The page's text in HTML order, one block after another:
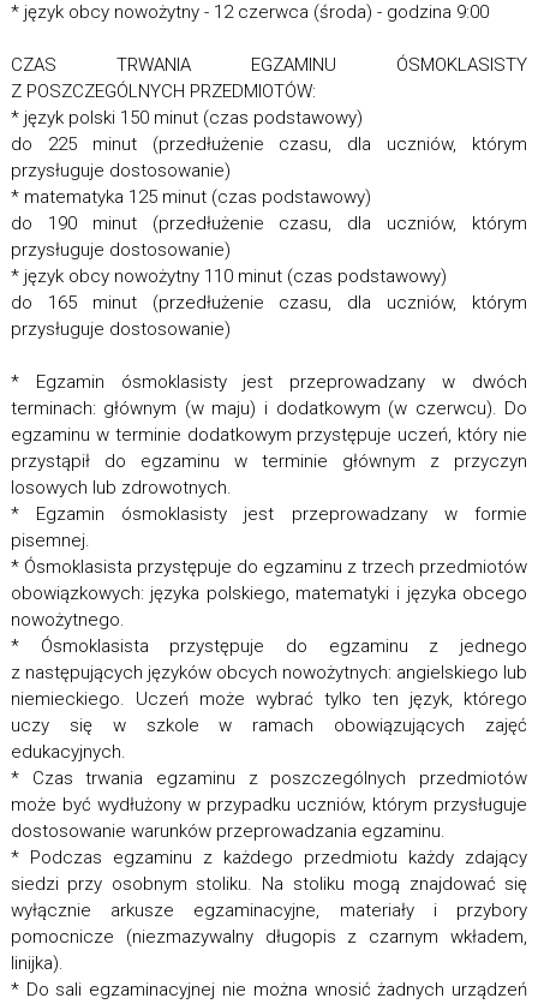
* język obcy nowożytny - 12 czerwca (środa) - godzina 9:00
CZAS TRWANIA EGZAMINU ÓSMOKLASISTY
Z POSZCZEGÓLNYCH PRZEDMIOTÓW:
* język polski 150 minut (czas podstawowy)
do 225 minut (przedłużenie czasu, dla uczniów, którym
przysługuje dostosowanie)
* matematyka 125 minut (czas podstawowy)
do 190 minut (przedłużenie czasu, dla uczniów, którym
przysługuje dostosowanie)
* język obcy nowożytny 110 minut (czas podstawowy)
do 165 minut (przedłużenie czasu, dla uczniów, którym
przysługuje dostosowanie)
* Egzamin ósmoklasisty jest przeprowadzany w dwóch
terminach: głównym (w maju) i dodatkowym (w czerwcu). Do
egzaminu w terminie dodatkowym przystępuje uczeń, który nie
przystąpił do egzaminu w terminie głównym z przyczyn
losowych lub zdrowotnych.
* Egzamin ósmoklasisty jest przeprowadzany w formie
pisemnej.
* Ósmoklasista przystępuje do egzaminu z trzech przedmiotów
obowiązkowych: języka polskiego, matematyki i języka obcego
nowożytnego.
* Ósmoklasista przystępuje do egzaminu z jednego
z następujących języków obcych nowożytnych: angielskiego lub
niemieckiego. Uczeń może wybrać tylko ten język, którego
uczy się w szkole w ramach obowiązujących zajęć
edukacyjnych.
* Czas trwania egzaminu z poszczególnych przedmiotów
może być wydłużony w przypadku uczniów, którym przysługuje
dostosowanie warunków przeprowadzania egzaminu.
* Podczas egzaminu z każdego przedmiotu każdy zdający
siedzi przy osobnym stoliku. Na stoliku mogą znajdować się
wyłącznie arkusze egzaminacyjne, materiały i przybory
pomocnicze (niezmazywalny długopis z czarnym wkładem,
linijka).
* Do sali egzaminacyjnej nie można wnosić żadnych urządzeń